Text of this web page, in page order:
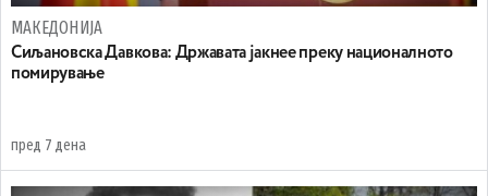
МАКЕДОНИЈА
Сиљановска Давкова: Државата јакнее преку националното
помирување
пред 7 дена